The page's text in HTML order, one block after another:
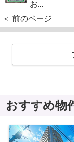
お...
＜ 前のページ
おすすめ物